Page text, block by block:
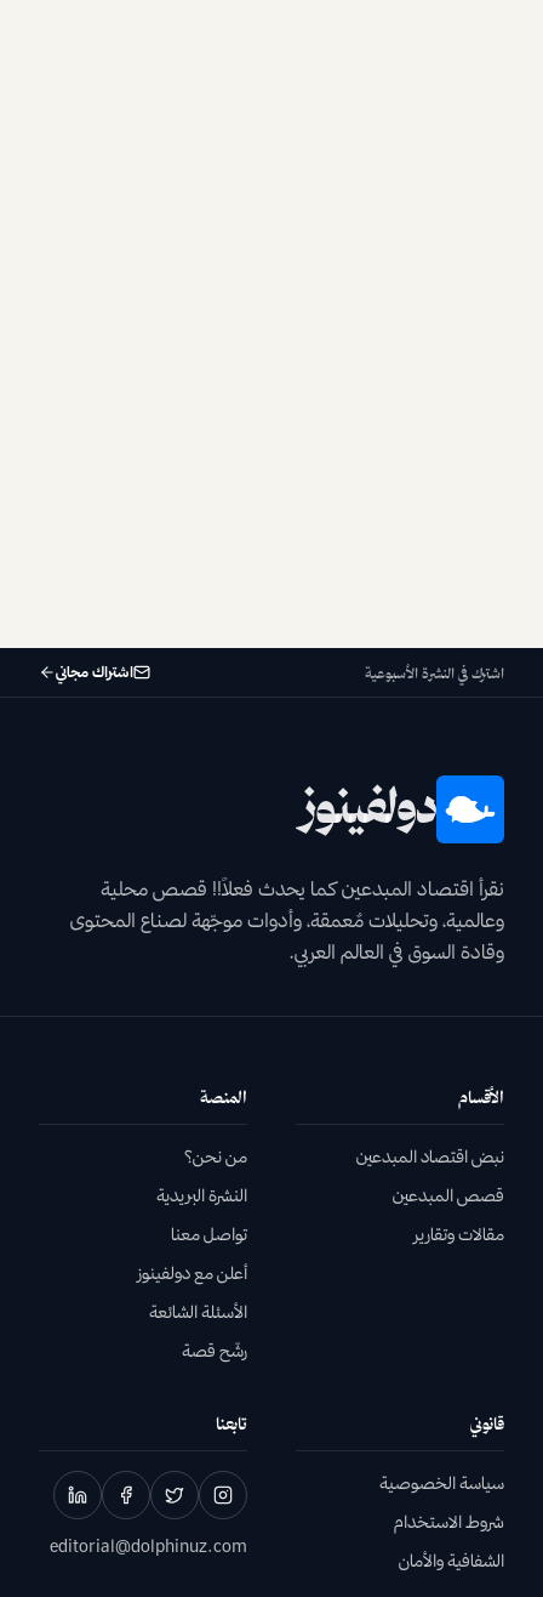
اشترك في النشرة الأسبوعية اشتراك مجاني
دولفينوز
نقرأ اقتصاد المبدعين كما يحدث فعلاً!! قصص محلية
وعالمية، وتحليلات مٌعمقة، وأدوات موجّهة لصناع المحتوى
وقادة السوق في العالم العربي.
الأقسام
نبض اقتصاد المبدعين
قصص المبدعين
مقالات وتقارير
المنصة
من نحن؟
النشرة البريدية
تواصل معنا
أعلن مع دولفينوز
الأسئلة الشائعة
رشّح قصة
قانوني
سياسة الخصوصية
شروط الاستخدام
الشفافية والأمان
تابعنا
editorial@dolphinuz.com